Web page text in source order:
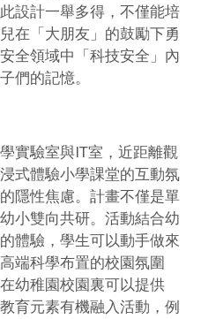
設計一舉多得，不僅能培
在「大朋友」的鼓勵下勇
全領域中「科技安全」內
們的記憶。
實驗室與IT室，近距離觀
式體驗小學課堂的互動氛
隱性焦慮。計畫不僅是單
小雙向共研。活動結合幼
體驗，學生可以動手做來
端科學布置的校園氛圍
幼稚園校園裏可以提供
育元素有機融入活動，例